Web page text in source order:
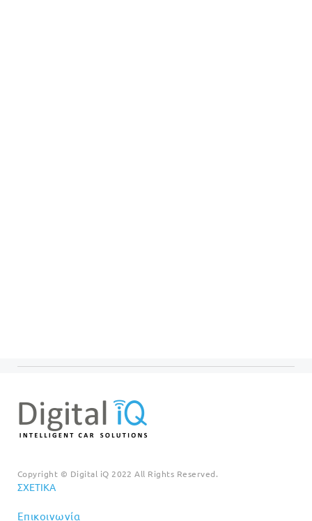
Copyright © Digital iQ 2022 All Rights Reserved.
ΣΧΕΤΙΚΆ
Επικοινωνία